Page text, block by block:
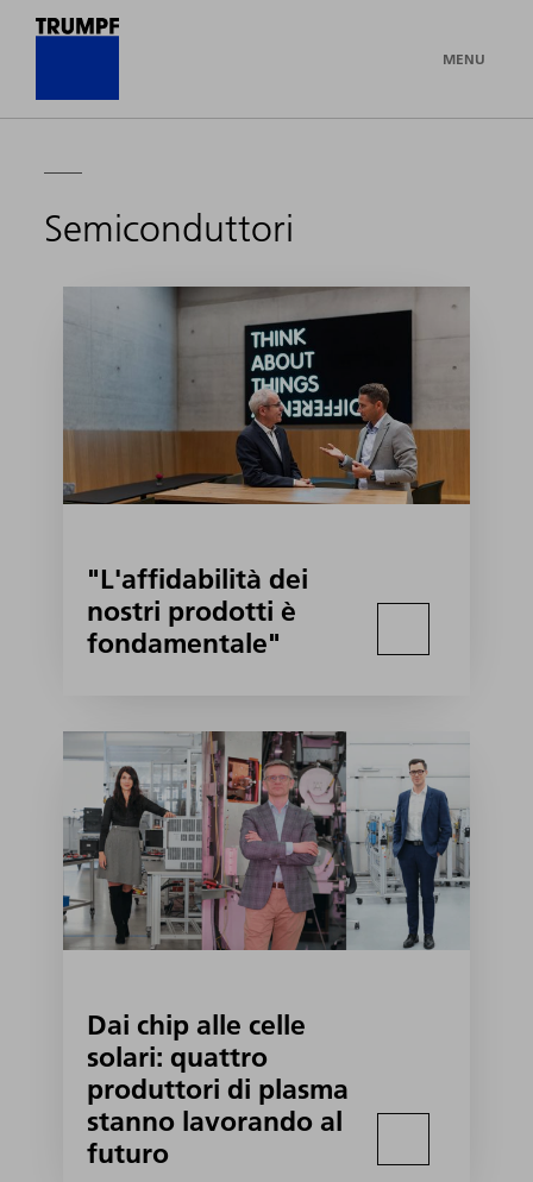
MENU
Semiconduttori
"L'affidabilità dei
nostri prodotti è
fondamentale"
Dai chip alle celle
solari: quattro
produttori di plasma
stanno lavorando al
futuro